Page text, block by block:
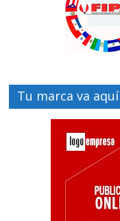
Tu marca va aquí